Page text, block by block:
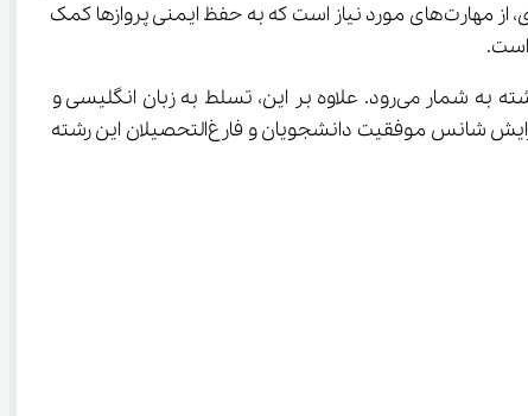
کوچک‌ترین خطا می‌تواند پیامدهای جدی در پی داشته باشد. همچنین توانایی تحلیل سریع و تصمیم‌گیری به هنگام شرایط اضطراری، از مهارت‌های مورد نیاز است که به حفظ ایمنی پروازها کمک
برخورداری از توانایی جسمی مناسب و ثبات روانی برای تحمل فشارهای شغلی و کار در شیفت‌های متنوع، از الزامات اساسی این رشته به شمار می‌رود. علاوه بر این، تسلط به زبان انگلیسی و
تسهیل در فهم متون تخصصی، توانایی ارتباط بین‌المللی و کاربرد دقیق اصطلاحات هوانوردی، جزو توانمندی‌هایی است که باعث افزایش شانس موفقیت دانشجویان و فارغ‌التحصیلان این رشته